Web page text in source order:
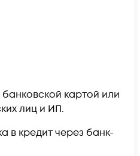
картой или
лиц и ИП.
в кредит через банк-